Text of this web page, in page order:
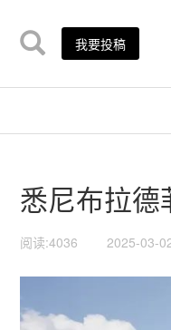
我要投稿
悉尼布拉德
阅读:4036 2025-03-